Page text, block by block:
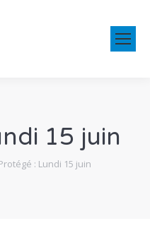
15 juin
: Lundi 15 juin